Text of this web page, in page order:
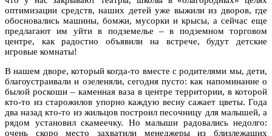
оптимизации средств, наших детей уже выжили из дворов, где
обосновались машины, бомжи, мусорки и крысы, а сейчас еще
предлагают им уйти в подземелье – в подземном торговом
центре, как радостно объявили на встрече, будут детские
игровые комнаты!
В нашем дворе, который когда-то вместе с родителями мы, дети,
благоустраивали и озеленяли, сегодня пусто: как напоминание о
былой роскоши – каменная ваза в центре территории, в которой
кто-то из старожилов упорно каждую весну сажает цветы. Года
два назад кто-то из жильцов построил песочницу для малышей, а
рядом установил скамеечку. Но малыши радовались недолго:
очень скоро место захватили менеджеры из близлежащих